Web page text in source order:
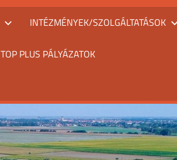
INTÉZMÉNYEK/SZOLGÁLTATÁSOK
TOP PLUS PÁLYÁZATOK